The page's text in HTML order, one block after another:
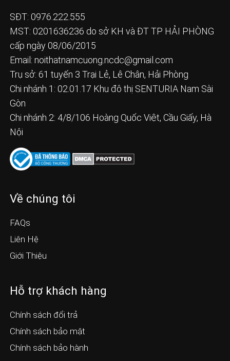
SĐT: 0976.222.555
MST: 0201636236 do sở KH và ĐT TP HẢI PHÒNG
cấp ngày 08/06/2015
Email: noithatnamcuong.ncdc@gmail.com
Trụ sở: 61 tuyến 3 Trại Lẻ, Lê Chân, Hải Phòng
Chi nhánh 1: 02.01.17 Khu đô thị SENTURIA Nam Sài
Gòn
Chi nhánh 2: 4/8/106 Hoàng Quốc Việt, Cầu Giấy, Hà
Nội
Về chúng tôi
FAQs
Liên Hệ
Giới Thiệu
Hỗ trợ khách hàng
Chính sách đổi trả
Chính sách bảo mật
Chính sách bảo hành